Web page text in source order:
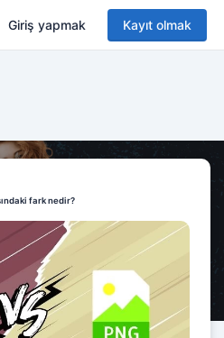
Giriş yapmak Kayıt olmak
fark nedir?